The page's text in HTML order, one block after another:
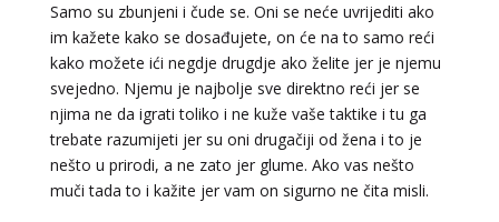
Samo su zbunjeni i čude se. Oni se neće uvrijediti ako
im kažete kako se dosađujete, on će na to samo reći
kako možete ići negdje drugdje ako želite jer je njemu
svejedno. Njemu je najbolje sve direktno reći jer se
njima ne da igrati toliko i ne kuže vaše taktike i tu ga
trebate razumijeti jer su oni drugačiji od žena i to je
nešto u prirodi, a ne zato jer glume. Ako vas nešto
muči tada to i kažite jer vam on sigurno ne čita misli.
tarot, tarot marseille, ljubavni tarot, visak
Broj tel: 064/600-600
tel:0,93€ - mob:1,12€ min
ŽANA/ Kod 135